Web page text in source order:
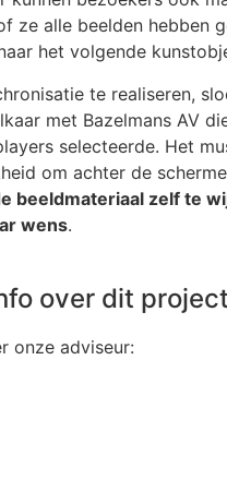
ze alle beelden hebben
het volgende
te realiseren,
met Bazelmans AV
selecteerde. Het
om achter de
beeldmateriaal zelf te
wens.
over dit
onze adviseur: